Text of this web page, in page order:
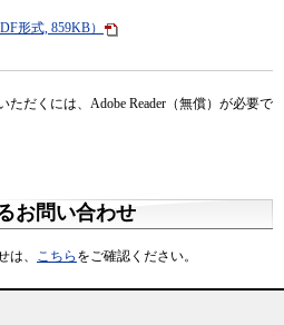
形式, 859KB）
だくには、Adobe Reader（無償）が必要で
お問い合わせ
は、 こちら をご確認ください。